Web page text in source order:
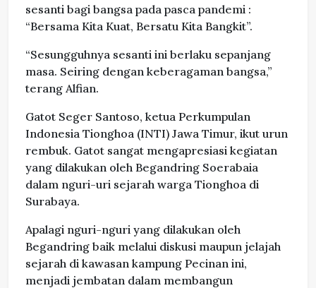
sesanti bagi bangsa pada pasca pandemi :
“Bersama Kita Kuat, Bersatu Kita Bangkit”.
“Sesungguhnya sesanti ini berlaku sepanjang
masa. Seiring dengan keberagaman bangsa,”
terang Alfian.
Gatot Seger Santoso, ketua Perkumpulan
Indonesia Tionghoa (INTI) Jawa Timur, ikut urun
rembuk. Gatot sangat mengapresiasi kegiatan
yang dilakukan oleh Begandring Soerabaia
dalam nguri-uri sejarah warga Tionghoa di
Surabaya.
Apalagi nguri-nguri yang dilakukan oleh
Begandring baik melalui diskusi maupun jelajah
sejarah di kawasan kampung Pecinan ini,
menjadi jembatan dalam membangun